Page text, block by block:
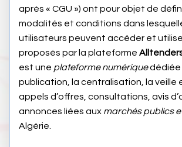
après « CGU ») ont pour objet de
modalités et conditions dans
utilisateurs peuvent accéder et
proposés par la plateforme
est une plateforme numériquedédiée
publication, la centralisation, la veille
appels d’offres, consultations, avis
annonces liées aux marchés publics
Algérie.